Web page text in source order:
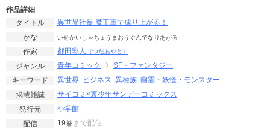
作品詳細
タイトル
異世界社長 魔王軍で成り上がる！
かな
いせかいしゃちょうまおうぐんでなりあがる
作家 都田彩人 （つだあやと）
ジャンル 青年コミック
SF・ファンタジー
キーワード
異世界 ビジネス 異種族 幽霊・妖怪・モンスター
掲載雑誌
サイコミ×裏少年サンデーコミックス
発行元
小学館
配信
19巻 まで配信